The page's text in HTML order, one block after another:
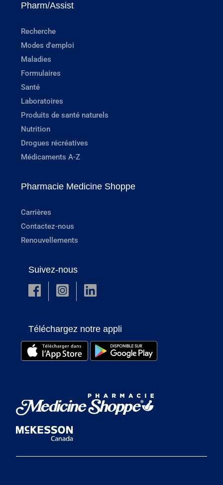
Pharm/Assist
Recherche
Modes d'emploi
Maladies
Formulaires
Santé
Laboratoires
Produits de santé naturels
Nutrition
Drogues récréatives
Médicaments A-Z
Pharmacie Medicine Shoppe
Carrières
Contactez-nous
Renouvellements
Suivez-nous
Téléchargez notre appli